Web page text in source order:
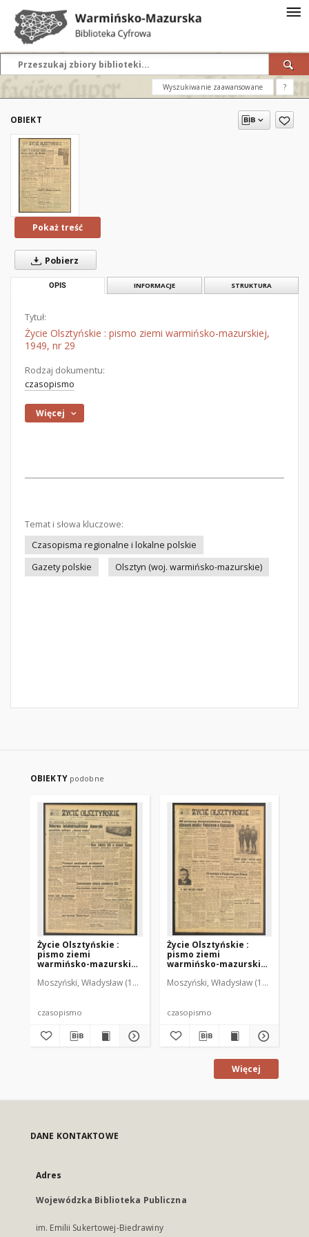
Wyszukiwanie zaawansowane ?
OBIEKT
Pokaż treść
Pobierz
OPIS INFORMACJE STRUKTURA
Tytuł:
Życie Olsztyńskie : pismo ziemi warmińsko-mazurskiej,
1949, nr 29
Rodzaj dokumentu:
czasopismo
Więcej
Temat i słowa kluczowe:
Czasopisma regionalne i lokalne polskie
Gazety polskie
Olsztyn (woj. warmińsko-mazurskie)
OBIEKTY podobne
Życie Olsztyńskie :
pismo ziemi
warmińsko-mazurskiej,
Moszyński, Władysław (1922-2001). Red. Mroczkowski, Włodzimierz
czasopismo
Życie Olsztyńskie :
pismo ziemi
warmińsko-mazurskiej,
Moszyński, Władysław (1922-2001).
czasopismo
Więcej
DANE KONTAKTOWE
Adres
Wojewódzka Biblioteka Publiczna
im. Emilii Sukertowej-Biedrawiny